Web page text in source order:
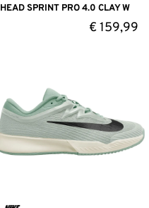
HEAD SPRINT PRO 4.0 CLAY W
€159,99